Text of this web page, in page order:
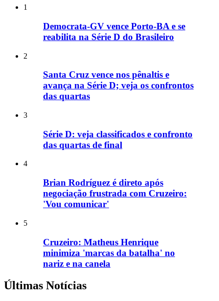
1
Democrata-GV vence Porto-BA e se
reabilita na Série D do Brasileiro
2
Santa Cruz vence nos pênaltis e
avança na Série D; veja os confrontos
das quartas
3
Série D: veja classificados e confronto
das quartas de final
4
Brian Rodríguez é direto após
negociação frustrada com Cruzeiro:
'Vou comunicar'
5
Cruzeiro: Matheus Henrique
minimiza 'marcas da batalha' no
nariz e na canela
Últimas Notícias